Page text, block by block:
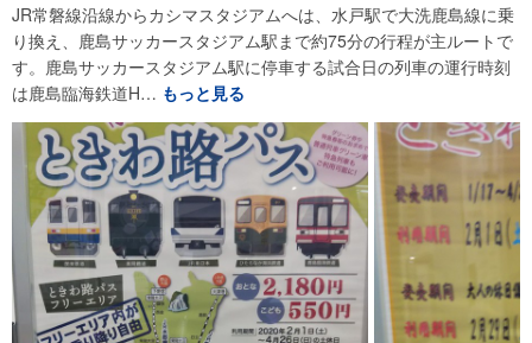
JR常磐線沿線からカシマスタジアムへは、水戸駅で大洗鹿島線に乗
り換え、鹿島サッカースタジアム駅まで約75分の行程が主ルートで
す。鹿島サッカースタジアム駅に停車する試合日の列車の運行時刻
は鹿島臨海鉄道H… もっと見る